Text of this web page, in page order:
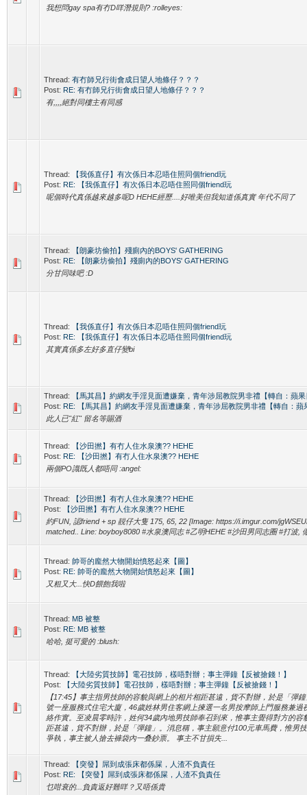
我想問gay spa有冇D咩潛規則? :rolleyes:
Thread: 有冇師兄行街會成日望人地條仔？？？
Post: RE: 有冇師兄行街會成日望人地條仔？？？
有,,,,絕對同樓主有同感
Thread:
【我係直仔】有次係日本忍唔住照同個friend玩
Post: RE: 【我係直仔】有次係日本忍唔住照同個friend玩
呢個時代真係越來越多呢D HEHE經歷....好唯美但我知道係真實 年代不同了
Thread:
【朗豪坊偷拍】殘廁內的BOYS' GATHERING
Post: RE: 【朗豪坊偷拍】殘廁內的BOYS' GATHERING
分甘同味吧 :D
Thread:
【我係直仔】有次係日本忍唔住照同個friend玩
Post: RE: 【我係直仔】有次係日本忍唔住照同個friend玩
其實真係多左好多直仔變bi
Thread:
【馬其昌】約網友手淫見面遭嫌棄，青年涉屈教院男非禮【轉自：蘋
Post: RE: 【馬其昌】約網友手淫見面遭嫌棄，青年涉屈教院男非禮【轉自：蘋
此人已"紅" 留名等賜酒
Thread:
【沙田撚】有冇人住水泉澳?? HEHE
Post: RE: 【沙田撚】有冇人住水泉澳?? HEHE
兩個PO識既人都唔同 :angel:
Thread:
【沙田撚】有冇人住水泉澳?? HEHE
Post:
【沙田撚】有冇人住水泉澳?? HEHE
約FUN, 認friend + sp 靚仔大隻 175, 65, 22 [Image: https://i.imgur.com/
matched.. Line: boyboy8080 #水泉澳同志 #乙明HEHE #沙田男同志圈 #打波,
Thread: 帥哥的龐然大物開始憤怒起來【圖】
Post: RE: 帥哥的龐然大物開始憤怒起來【圖】
又粗又大...快D餵飽我啦
Thread: MB 被整
Post: RE: MB 被整
哈哈, 挺可愛的 :blush:
Thread:
【大陸劣質技師】電召技師，樣唔對辦；事主彈鐘【反被搶錢！】
Post:
【大陸劣質技師】電召技師，樣唔對辦；事主彈鐘【反被搶錢！】
【17:45】事主指男技師的容貌與網上的相片相距甚遠，貨不對辦，於是「彈
號一座服務式住宅大廈，46歲姓林男住客網上揀選一名男按摩師上門服務兼過
絡作實。至凌晨零時許，姓何34歲內地男技師奉召到來，惟事主覺得對方的容
距甚遠，貨不對辦，於是「彈鐘」。消息稱，事主願意付100元車馬費，惟男
爭執，事主被人搶去褲袋內一叠鈔票。 事主不甘損失...
Thread:
【突發】屌到成張床都係屎，人渣不負責任
Post: RE: 【突發】屌到成張床都係屎，人渣不負責任
乜咁衰的...負責返好難咩？又唔係貴